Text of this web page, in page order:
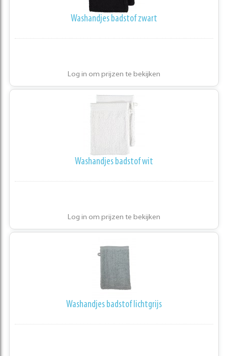
Washandjes badstof zwart
Log in om prijzen te bekijken
Washandjes badstof wit
Log in om prijzen te bekijken
Washandjes badstof lichtgrijs